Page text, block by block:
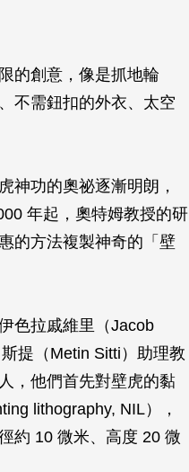
的創意，像是抓地輪
不需鈕扣的外衣、太空
神功的奧祕逐漸明朗，
年起，奧特姆教授的研
的方法複製神奇的「壁
色拉戚維里（Jacob
提（Metin Sitti）助理教
，他們首先對壁虎的黏
lithography, NIL），
約 10 微米、高度 20 微